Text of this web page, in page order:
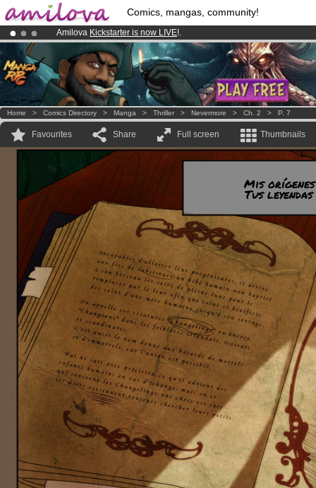
Comics, mangas, community!
Amilova Kickstarter is now LIVE!.
Premium membership from3.95 eurosper month !Get membership
Already 100000membersand 1000 comics & mangas!.
Home > Comics Directory > Manga > Thriller > Nevermore > Ch. 2 > P. 7
Favourites Share Full screen Thumbnails
Mis
Tus